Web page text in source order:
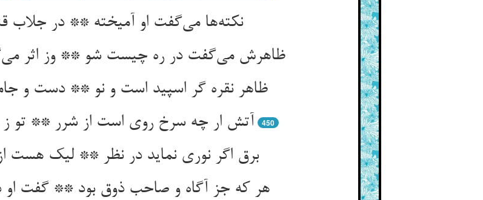
نکته‌‌ها می‌‌گفت او آمیخته ** در جلاب قند زهری ریخته‌‌
ظاهرش می‌‌گفت در ره چیست شو ** وز اثر
ظاهر نقره گر اسپید است و نو ** دست و
آتش ار چه سرخ روی است از شرر ** تو ز
450
برق اگر نوری نماید در نظر ** لیک هست
هر که جز آگاه و صاحب ذوق بود ** گفت او